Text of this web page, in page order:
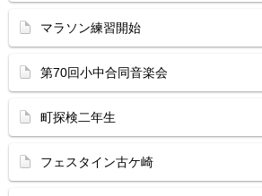
マラソン練習開始
第70回小中合同音楽会
町探検二年生
フェスタイン古ケ崎